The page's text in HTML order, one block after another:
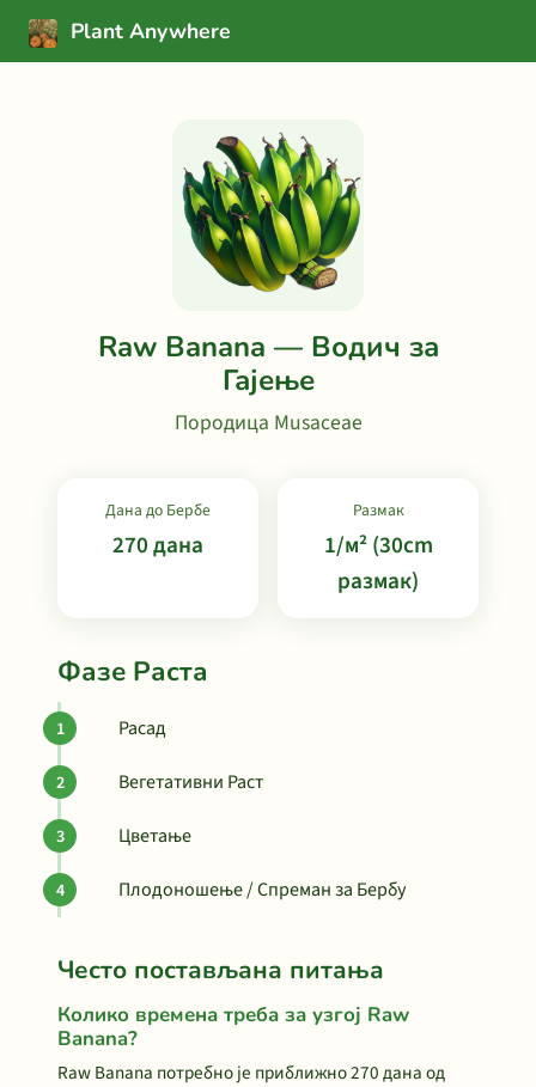
Plant Anywhere
Raw Banana — Водич за
Гајење
Породица Musaceae
Дана до Бербе
270 дана
Размак
1/м² (30cm
размак)
Фазе Раста
Расад
Вегетативни Раст
Цветање
Плодоношење / Спреман за Бербу
Често постављана питања
Колико времена треба за узгој Raw
Banana?
Raw Banana потребно је приближно 270 дана од